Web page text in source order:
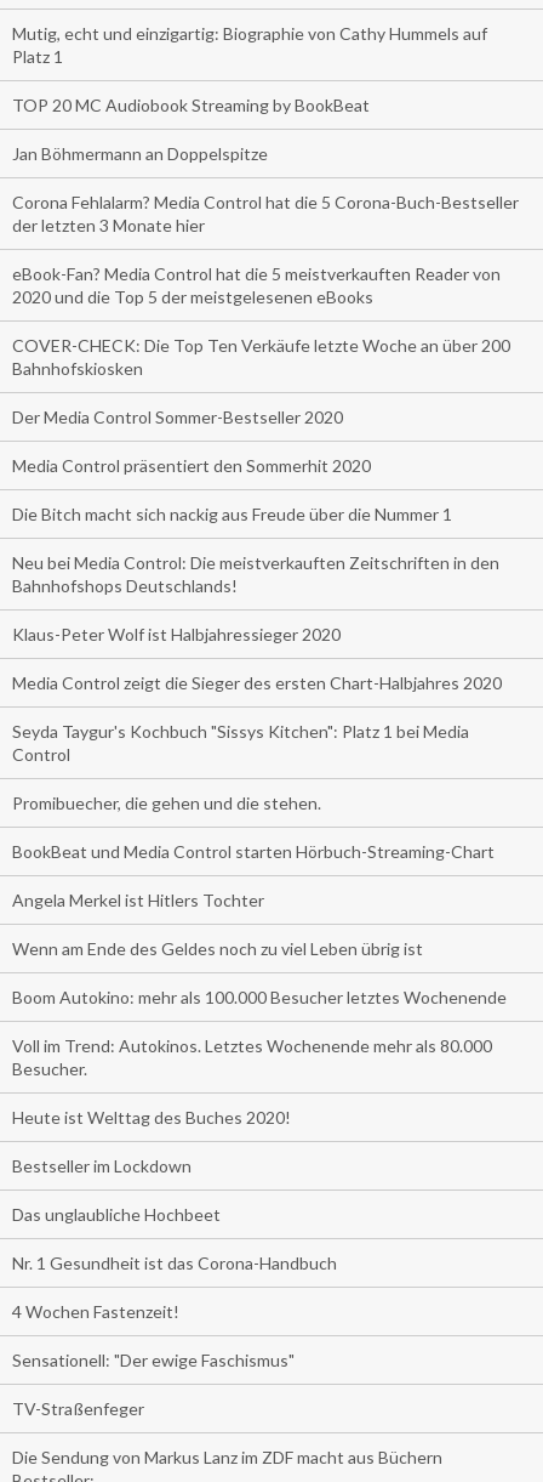
Mutig, echt und einzigartig: Biographie von Cathy Hummels auf
Platz 1
TOP 20 MC Audiobook Streaming by BookBeat
Jan Böhmermann an Doppelspitze
Corona Fehlalarm? Media Control hat die 5 Corona-Buch-Bestseller
der letzten 3 Monate hier
eBook-Fan? Media Control hat die 5 meistverkauften Reader von
2020 und die Top 5 der meistgelesenen eBooks
COVER-CHECK: Die Top Ten Verkäufe letzte Woche an über 200
Bahnhofskiosken
Der Media Control Sommer-Bestseller 2020
Media Control präsentiert den Sommerhit 2020
Die Bitch macht sich nackig aus Freude über die Nummer 1
Neu bei Media Control: Die meistverkauften Zeitschriften in den
Bahnhofshops Deutschlands!
Klaus-Peter Wolf ist Halbjahressieger 2020
Media Control zeigt die Sieger des ersten Chart-Halbjahres 2020
Seyda Taygur's Kochbuch "Sissys Kitchen": Platz 1 bei Media
Control
Promibuecher, die gehen und die stehen.
BookBeat und Media Control starten Hörbuch-Streaming-Chart
Angela Merkel ist Hitlers Tochter
Wenn am Ende des Geldes noch zu viel Leben übrig ist
Boom Autokino: mehr als 100.000 Besucher letztes Wochenende
Voll im Trend: Autokinos. Letztes Wochenende mehr als 80.000
Besucher.
Heute ist Welttag des Buches 2020!
Bestseller im Lockdown
Das unglaubliche Hochbeet
Nr. 1 Gesundheit ist das Corona-Handbuch
4 Wochen Fastenzeit!
Sensationell: "Der ewige Faschismus"
TV-Straßenfeger
Die Sendung von Markus Lanz im ZDF macht aus Büchern